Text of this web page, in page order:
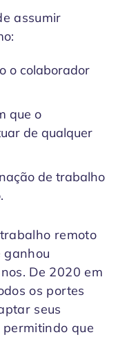
assumir
o colaborador
que o
de qualquer
de trabalho
remoto
ganhou
De 2020 em
os portes
seus
que